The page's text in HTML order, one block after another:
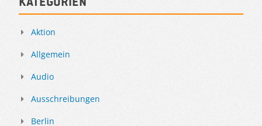
Aktion
Allgemein
Audio
Ausschreibungen
Berlin